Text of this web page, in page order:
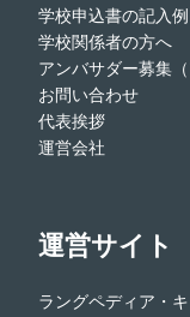
学校申込書の記入例
学校関係者の方へ
アンバサダー募集
お問い合わせ
代表挨拶
運営会社
運営サイト
ラングペディア・